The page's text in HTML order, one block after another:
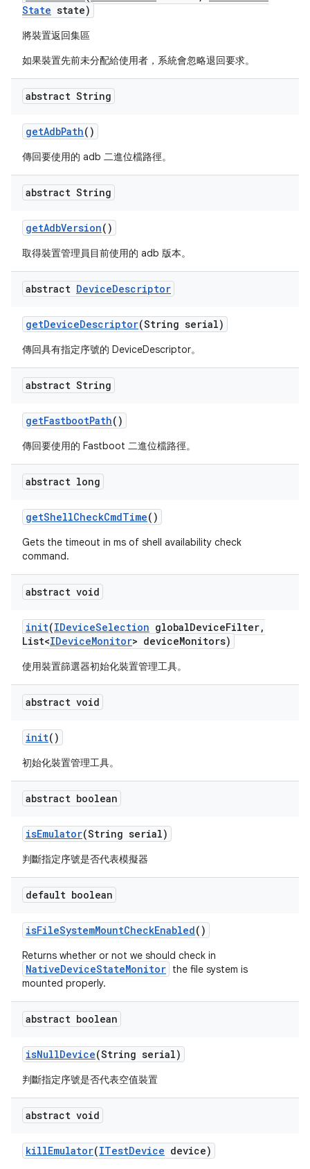
State state)
將裝置返回集區
如果裝置先前未分配給使用者，系統會忽略退回要求。
abstract String
getAdbPath()
傳回要使用的 adb 二進位檔路徑。
abstract String
getAdbVersion()
取得裝置管理員目前使用的 adb 版本。
abstract DeviceDescriptor
getDeviceDescriptor(String serial)
傳回具有指定序號的 DeviceDescriptor。
abstract String
getFastbootPath()
傳回要使用的 Fastboot 二進位檔路徑。
abstract long
getShellCheckCmdTime()
Gets the timeout in ms of shell availability check
command.
abstract void
init(IDeviceSelection globalDeviceFilter,
List<IDeviceMonitor> deviceMonitors)
使用裝置篩選器初始化裝置管理工具。
abstract void
init()
初始化裝置管理工具。
abstract boolean
isEmulator(String serial)
判斷指定序號是否代表模擬器
default boolean
isFileSystemMountCheckEnabled()
Returns whether or not we should check in
NativeDeviceStateMonitor the file system is
mounted properly.
abstract boolean
isNullDevice(String serial)
判斷指定序號是否代表空值裝置
abstract void
killEmulator(ITestDevice device)